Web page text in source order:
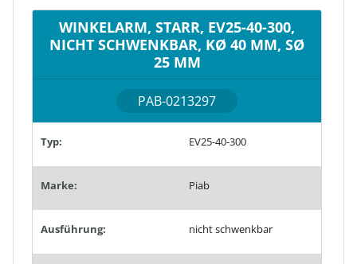
WINKELARM, STARR, EV25-40-300,
NICHT SCHWENKBAR, KØ 40 MM, SØ
25 MM
PAB-0213297
Typ: EV25-40-300
Marke: Piab
Ausführung: nicht schwenkbar